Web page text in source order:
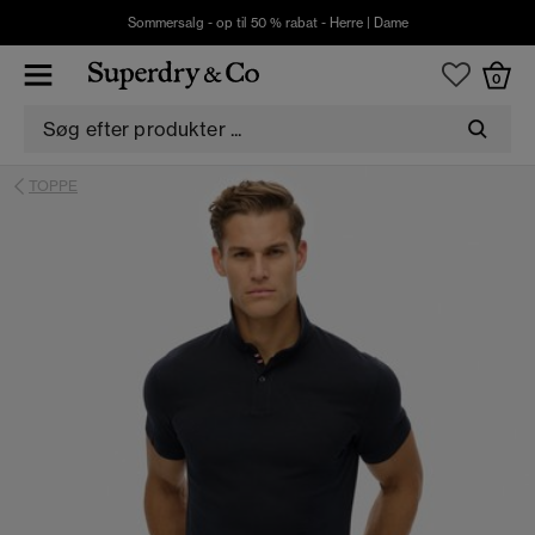
Sommersalg - op til 50 % rabat - Herre| Dame
0
TOPPE